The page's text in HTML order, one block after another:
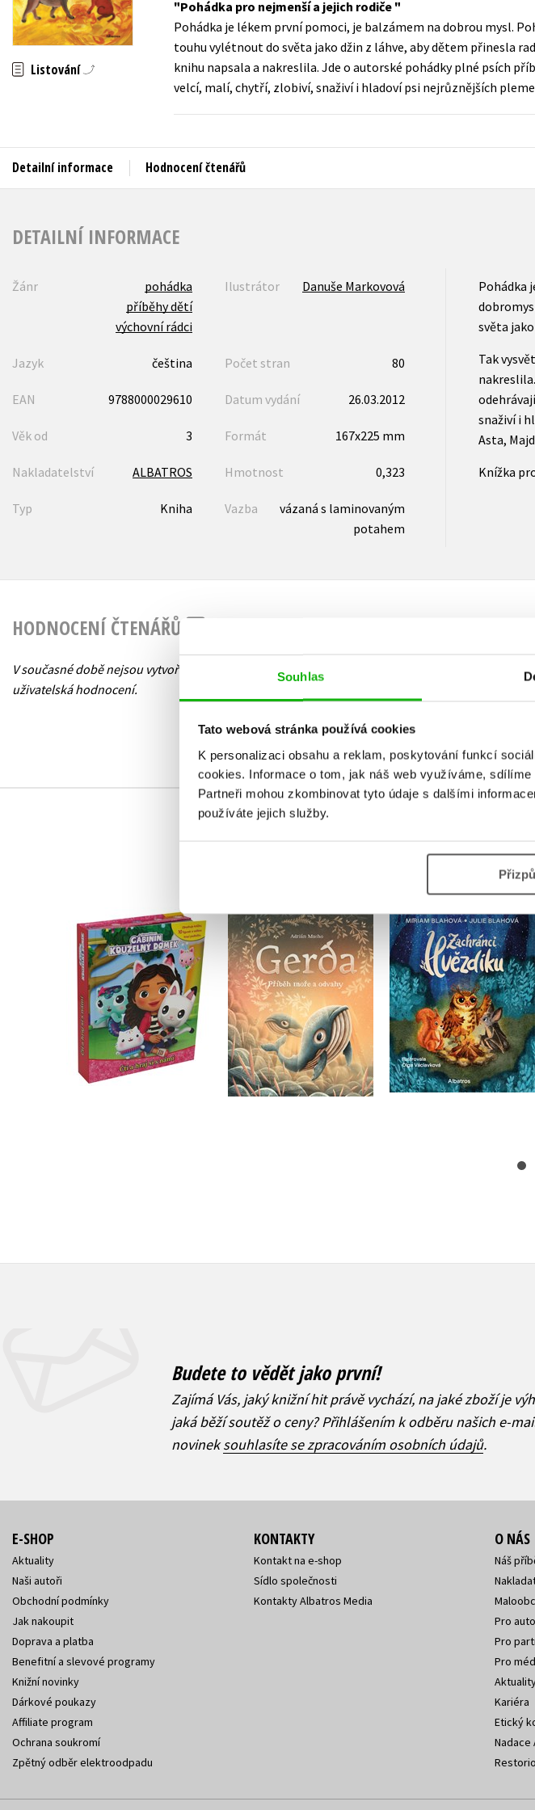
Souhlas
Tato webová stránka používá cookies
K personalizaci obsahu a reklam, poskytování funkcí
cookies. Informace o tom, jak náš web využíváme,
Partneři mohou zkombinovat tyto údaje s dalšími
používáte jejich služby.
Auto - moto
Beletrie pro děti
Beletrie pro dospělé
Jazyky
Kariéra a osobní rozvoj
Populárně - naučné pro
Předškoláci
Příroda a zahrada
Listování
Pohádka pro nejmenší a jejich rodiče
Pohádka je lékem první pomoci, je balzámem na dobrou mysl.
touhu vylétnout do světa jako džin z láhve, aby dětem přinesla
knihu napsala a nakreslila. Jde o autorské pohádky plné psích
velcí, malí, chytří, zlobiví, snaživí i hladoví psi nejrůznějších
Detailní informace Hodnocení čtenářů
DETAILNÍ INFORMACE
Žánr
pohádka
příběhy dětí
výchovní rádci
Ilustrátor Danuše Markovová
Jazyk čeština Počet stran 80
EAN 9788000029610 Datum vydání 26.03.2012
Věk od 3 Formát 167x225 mm
Nakladatelství ALBATROS Hmotnost 0,323
Typ Kniha Vazba
vázaná s laminovaným
potahem
Pohádka
světa
Tak
snaživí i
Asta,
Knížka
HODNOCENÍ ČTENÁŘŮ
V současné době nejsou vytvořena žádná
uživatelská hodnocení.
Uživatelskou recenzi
Gábinin kouzelný
domek - Čti a hraj si s
námi
Kolektiv
Gerda: Příběh moře a
odvahy
Adrián Macho
Do košíku
Zachránci Hvězdíku
Miriam Blahová
Do košíku
299 Kč
239 Kč
Budete to vědět jako první!
Zajímá Vás, jaký knižní hit právě vychází, na jaké zboží je
jaká běží soutěž o ceny? Přihlášením k odběru našich e-
novineksouhlasíte se zpracováním osobních údajů.
E-SHOP
Aktuality
Naši autoři
Obchodní podmínky
Jak nakoupit
Doprava a platba
Benefitní a slevové programy
Knižní novinky
Dárkové poukazy
Affiliate program
Ochrana soukromí
Zpětný odběr elektroodpadu
KONTAKTY
Kontakt na e-shop
Sídlo společnosti
Kontakty Albatros Media
O NÁS
Náš
Pro
Pro
Pro
Kariéra
Etický
Nadace